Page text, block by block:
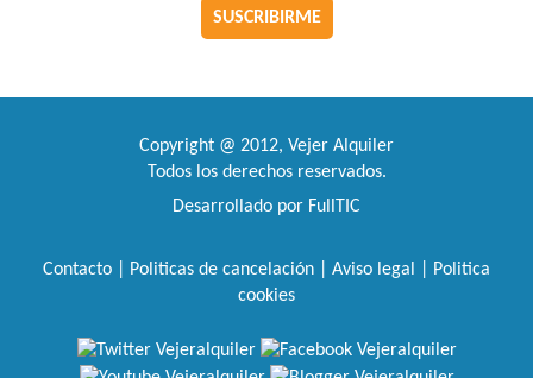
SUSCRIBIRME
Copyright @ 2012, Vejer Alquiler
Todos los derechos reservados.
Desarrollado por FullTIC
Contacto Politicas de cancelación | Aviso legal |
Politica
cookies